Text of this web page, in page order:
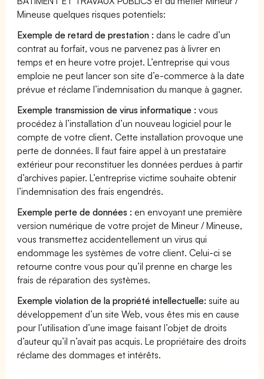
Mineuse quelques risques potentiels:
Exemple de retard de prestation : dans le cadre d’un
contrat au forfait, vous ne parvenez pas à livrer en
temps et en heure votre projet. L’entreprise qui vous
emploie ne peut lancer son site d’e-commerce à la date
prévue et réclame l’indemnisation du manque à gagner.
Exemple transmission de virus informatique : vous
procédez à l’installation d’un nouveau logiciel pour le
compte de votre client. Cette installation provoque une
perte de données. Il faut faire appel à un prestataire
extérieur pour reconstituer les données perdues à partir
d’archives papier. L’entreprise victime souhaite obtenir
l’indemnisation des frais engendrés.
Exemple perte de données : en envoyant une première
version numérique de votre projet de Mineur / Mineuse,
vous transmettez accidentellement un virus qui
endommage les systèmes de votre client. Celui-ci se
retourne contre vous pour qu’il prenne en charge les
frais de réparation des systèmes.
Exemple violation de la propriété intellectuelle: suite au
développement d’un site Web, vous êtes mis en cause
pour l’utilisation d’une image faisant l’objet de droits
d’auteur qu’il n’avait pas acquis. Le propriétaire des droits
réclame des dommages et intérêts.